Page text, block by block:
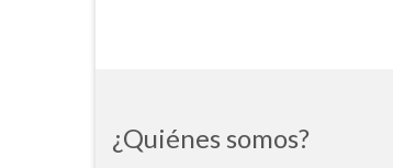
¿Quiénes somos?